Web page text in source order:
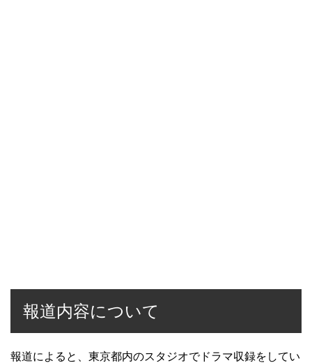
報道内容について
報道によると、東京都内のスタジオでドラマ収録をしてい